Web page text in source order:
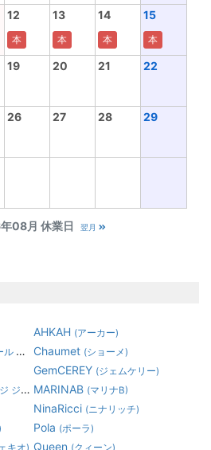
08月 休業日 翌月
12
本
13
本
14
本
15
本
19 20 21 22
26 27 28 29
AHKAH (アーカー)
バーン) Chaumet (ショーメ)
GemCEREY (ジェムケリー)
ンセン) MARINAB (マリナB)
NinaRicci (ニナリッチ)
Pola (ポーラ)
Queen